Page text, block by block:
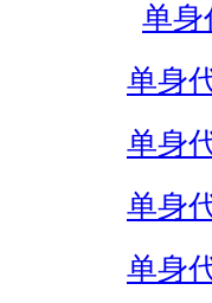
单身
单身
单身
单身
单身